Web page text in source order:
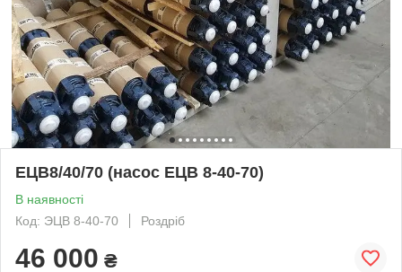
ЕЦВ8/40/70 (насос ЕЦВ 8-40-70)
В наявності
Код: ЭЦВ 8-40-70
Роздріб
46 000 ₴